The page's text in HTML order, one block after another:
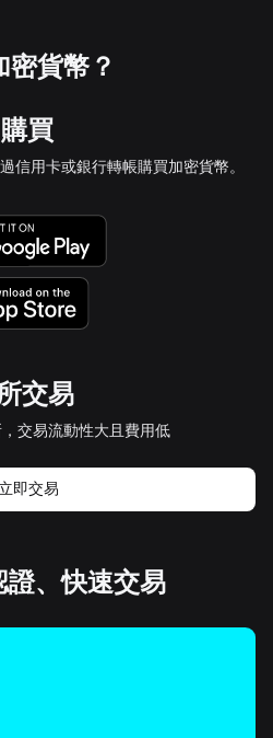
貨幣？
買
信用卡或銀行轉帳購買加密貨幣。
交易
交易流動性大且費用低
立即交易
、快速交易